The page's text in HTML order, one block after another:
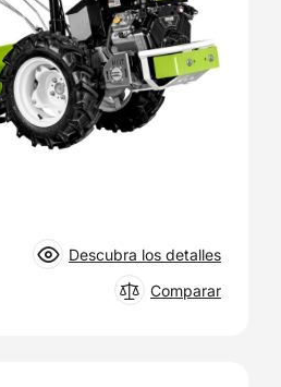
Descubra los detalles
Comparar